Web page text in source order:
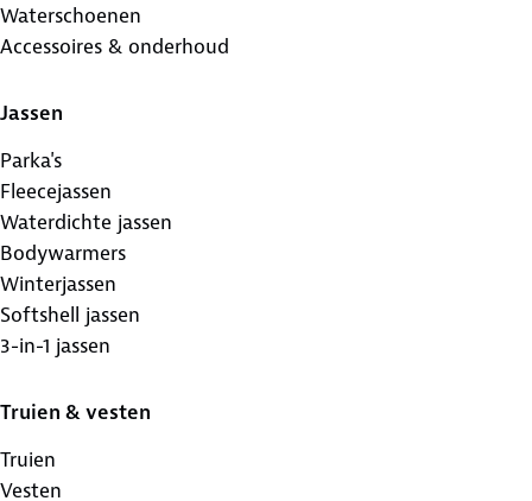
Waterschoenen
Accessoires & onderhoud
Jassen
Parka's
Fleecejassen
Waterdichte jassen
Bodywarmers
Winterjassen
Softshell jassen
3-in-1 jassen
Truien & vesten
Truien
Vesten